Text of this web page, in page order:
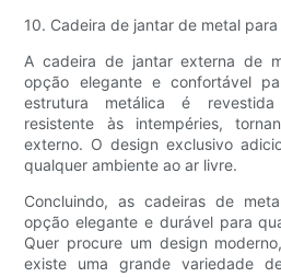
10. Cadeira de jantar de metal
A cadeira de jantar externa de
opção elegante e confortável
estrutura metálica é
resistente às intempéries,
externo. O design exclusivo
qualquer ambiente ao ar livre.
Concluindo, as cadeiras de
opção elegante e durável para
Quer procure um design
existe uma grande variedade